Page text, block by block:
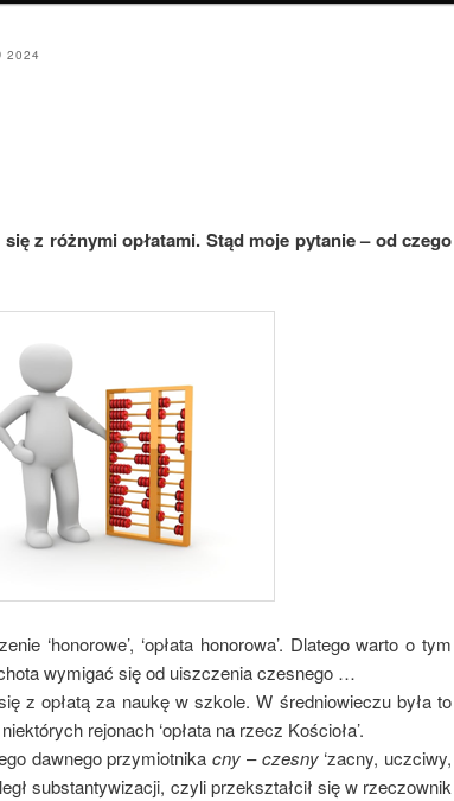
2024
z różnymi opłatami. Stąd moje pytanie – od czego
‘honorowe’, ‘opłata honorowa’. Dlatego warto o tym
wymigać się od uiszczenia czesnego …
z opłatą za naukę w szkole. W średniowieczu była to
rejonach ‘opłata na rzecz Kościoła’.
dawnego przymiotnikacny –czesny‘zacny, uczciwy,
substantywizacji, czyli przekształcił się w rzeczownik